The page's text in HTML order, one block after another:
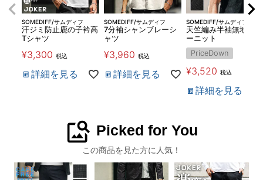
SOMEDIFF/サムディフ
汗ジミ防止鹿の子衿高
Tシャツ
¥3,300 税込
詳細を見る
SOMEDIFF/サムディフ
7分袖シャンブレーシ
ャツ
¥3,960 税込
詳細を見る
SOMEDIFF/サムディフ
天竺編み半袖無地サマ
ーニット
PriceDown
¥3,520 税込
詳細を見る
image_search Picked for You
この商品を見た方に人気！